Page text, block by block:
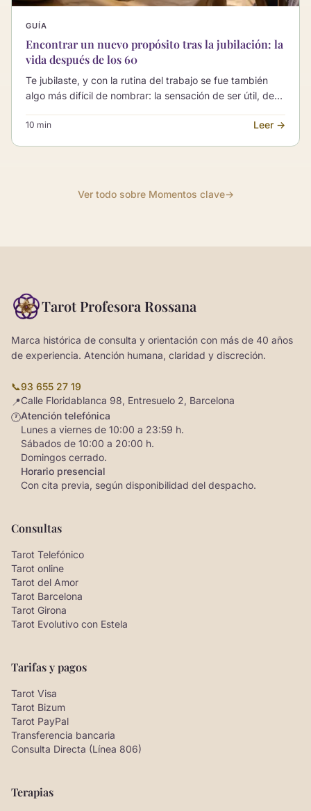
GUÍA
Encontrar un nuevo propósito tras la jubilación: la
vida después de los 60
Te jubilaste, y con la rutina del trabajo se fue también
algo más difícil de nombrar: la sensación de ser útil, de
nuevo propósito en esta etapa, a tu ritmo y sin recetas.
10 min Leer →
Ver todo sobre Momentos clave→
Tarot Profesora Rossana
Marca histórica de consulta y orientación con más de 40 años
de experiencia. Atención humana, claridad y discreción.
📞93 655 27 19
📍Calle Floridablanca 98, Entresuelo 2, Barcelona
🕐Atención telefónica
Lunes a viernes de 10:00 a 23:59 h.
Sábados de 10:00 a 20:00 h.
Domingos cerrado.
Horario presencial
Con cita previa, según disponibilidad del despacho.
Consultas
Tarot Telefónico
Tarot online
Tarot del Amor
Tarot Barcelona
Tarot Girona
Tarot Evolutivo con Estela
Tarifas y pagos
Tarot Visa
Tarot Bizum
Tarot PayPal
Transferencia bancaria
Consulta Directa (Línea 806)
Terapias